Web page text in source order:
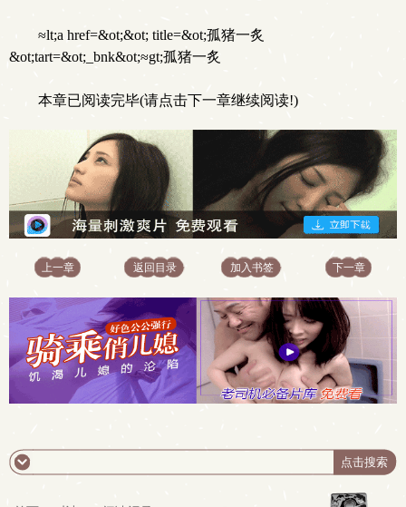
≈lt;a href=&ot;&ot; title=&ot;孤猪一炙
&ot;tart=&ot;_bnk&ot;≈gt;孤猪一炙
本章已阅读完毕(请点击下一章继续阅读!)
上一章 返回目录 加入书签 下一章